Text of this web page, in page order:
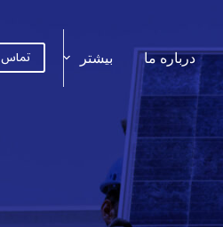
درباره ما بیشتر تماس